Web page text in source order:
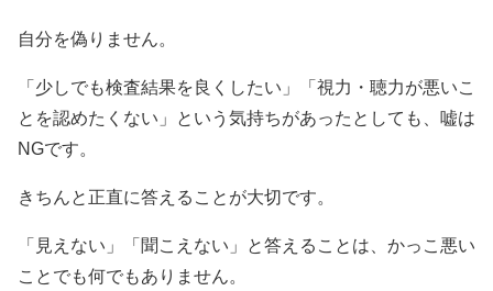
自分を偽りません。
「少しでも検査結果を良くしたい」「視力・聴力が悪いこ
とを認めたくない」という気持ちがあったとしても、嘘は
NGです。
きちんと正直に答えることが大切です。
「見えない」「聞こえない」と答えることは、かっこ悪い
ことでも何でもありません。